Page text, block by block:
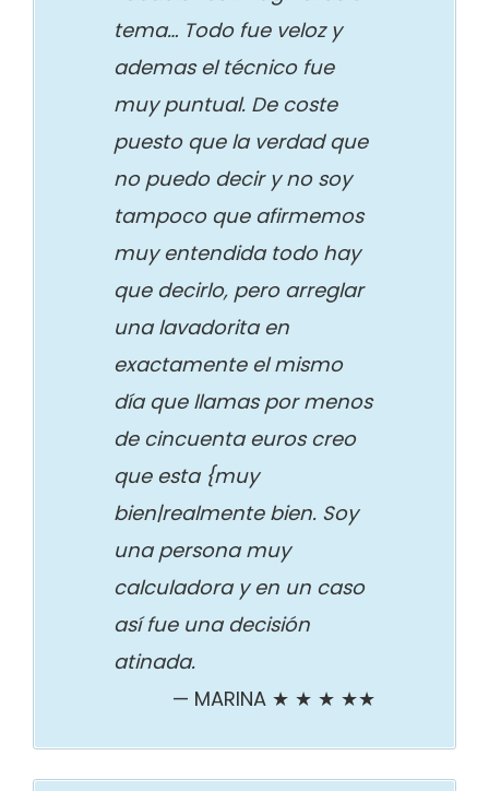
tema… Todo fue veloz y
ademas el técnico fue
muy puntual. De coste
puesto que la verdad que
no puedo decir y no soy
tampoco que afirmemos
muy entendida todo hay
que decirlo, pero arreglar
una lavadorita en
exactamente el mismo
día que llamas por menos
de cincuenta euros creo
que esta {muy
bien|realmente bien. Soy
una persona muy
calculadora y en un caso
así fue una decisión
atinada.
MARINA ★ ★ ★ ★★